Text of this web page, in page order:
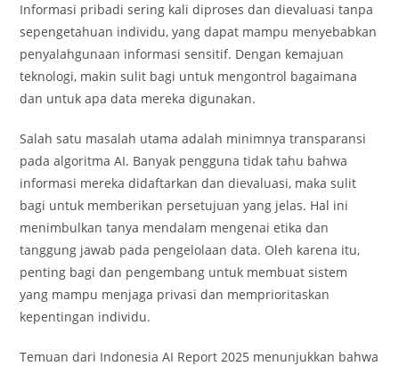
Informasi pribadi sering kali diproses dan dievaluasi tanpa
sepengetahuan individu, yang dapat mampu menyebabkan
penyalahgunaan informasi sensitif. Dengan kemajuan
teknologi, makin sulit bagi untuk mengontrol bagaimana
dan untuk apa data mereka digunakan.
Salah satu masalah utama adalah minimnya transparansi
pada algoritma AI. Banyak pengguna tidak tahu bahwa
informasi mereka didaftarkan dan dievaluasi, maka sulit
bagi untuk memberikan persetujuan yang jelas. Hal ini
menimbulkan tanya mendalam mengenai etika dan
tanggung jawab pada pengelolaan data. Oleh karena itu,
penting bagi dan pengembang untuk membuat sistem
yang mampu menjaga privasi dan memprioritaskan
kepentingan individu.
Temuan dari Indonesia AI Report 2025 menunjukkan bahwa